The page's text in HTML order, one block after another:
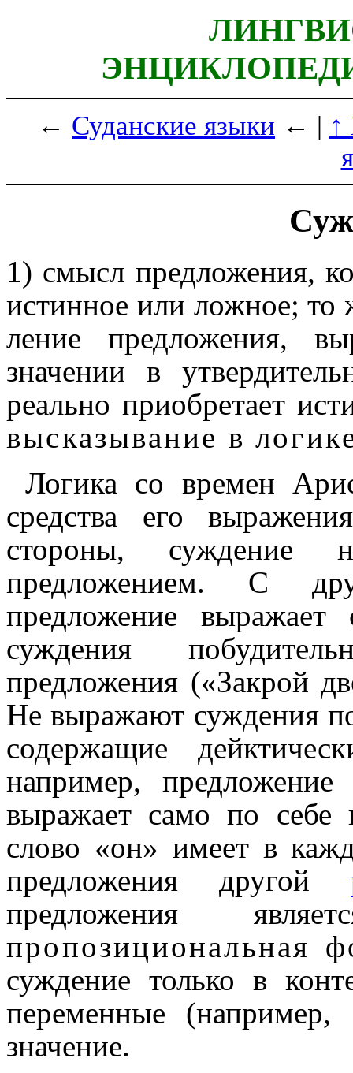
← Суданские языки ← | ↑
1) смысл предложения,
истинное или ложное; то
ле­ние предложения,
значении в
реально приобретает
высказывание в
Логика со времен
средства его
стороны, суждение
предложением. С
предложение
суждения
предложения («Закрой
Не выражают суждения
содержащие
например,
выражает само по себе
слово «он» имеет в
предложения другой
предложения
пропозициональная
суждение только в
переменные
значение.